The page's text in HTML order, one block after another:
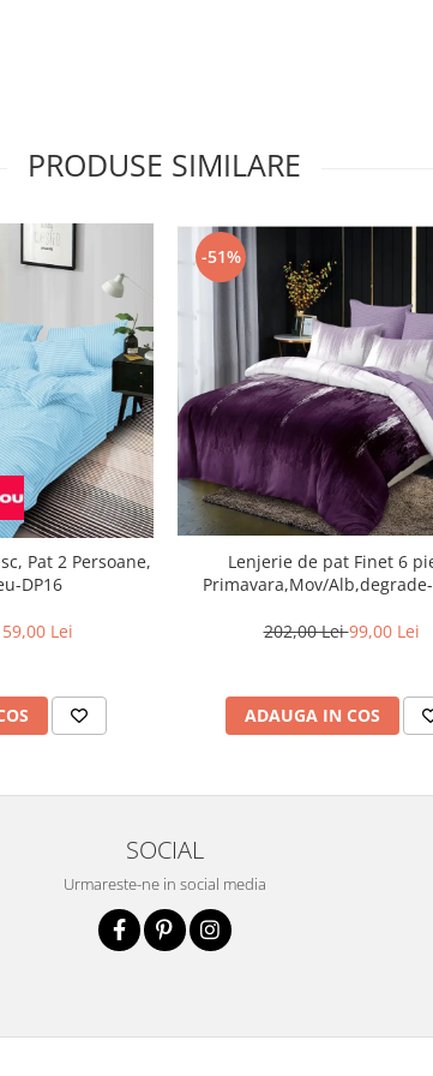
PRODUSE SIMILARE
Pat 2 Persoane,
DP16
Lei
-51%
Lenjerie de pat Finet 6
Primavara,Mov/
202,00 Lei99,00 Lei
ADAUGA IN COS
SOCIAL
Urmareste-ne in social media